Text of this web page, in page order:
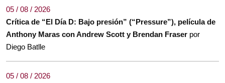
05 / 08 / 2026
Crítica de “El Día D: Bajo presión” (“Pressure”), película de
Anthony Maras con Andrew Scott y Brendan Fraser por
Diego Batlle
05 / 08 / 2026